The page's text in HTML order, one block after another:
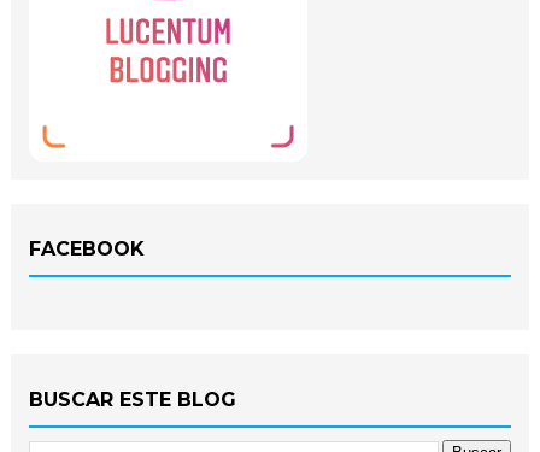
FACEBOOK
BUSCAR ESTE BLOG